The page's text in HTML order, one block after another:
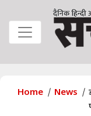
Home News